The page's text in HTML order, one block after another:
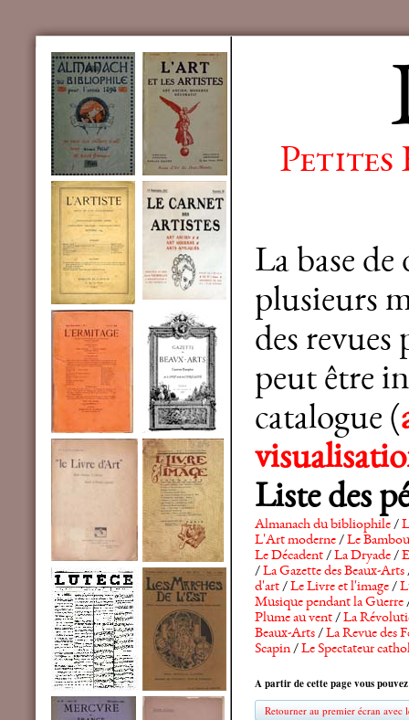
Petites
La base
plusieurs
des revues
peut être
catalogue (
Liste des
Almanach du bibliophile/
L'Art moderne/Le Bambou
Le Décadent/La Dryade/
/La Gazette des Beaux-Arts
d'art/Le Livre et l'image/
Musique pendant la Guerre
Plume au vent/La
Beaux-Arts/La Revue des
Scapin/Le Spectateur
A partir de cette page vous
Retourner au premier écran avec